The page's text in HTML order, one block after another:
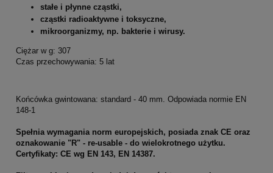
stałe i płynne cząstki,
cząstki radioaktywne i toksyczne,
mikroorganizmy, np. bakterie i wirusy.
Ciężar w g: 307
Czas przechowywania: 5 lat
Końcówka gwintowana: standard - 40 mm. Odpowiada normie EN
148-1
Spełnia wymagania norm europejskich, posiada znak CE oraz
oznakowanie "R" - re-usable - do wielokrotnego użytku.
Certyfikaty: CE wg EN 143, EN 14387.